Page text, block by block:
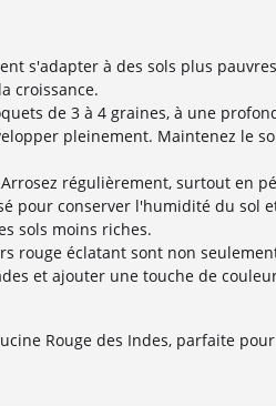
s'adapter à des sols plus
croissance.
de 3 à 4 graines, à une
pleinement. Maintenez le
régulièrement, surtout en
pour conserver l'humidité du sol
sols moins riches.
rouge éclatant sont non
et ajouter une touche de
Rouge des Indes, parfaite